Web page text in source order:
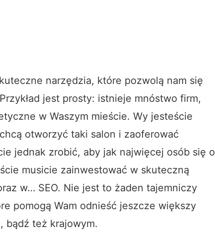
narzędzia, które pozwolą nam się
jest prosty: istnieje mnóstwo firm,
w Waszym mieście. Wy jesteście
otworzyć taki salon i zaoferować
jednak zrobić, aby jak najwięcej osób się o
musicie zainwestować w skuteczną
w… SEO. Nie jest to żaden tajemniczy
pomogą Wam odnieść jeszcze większy
bądź też krajowym.